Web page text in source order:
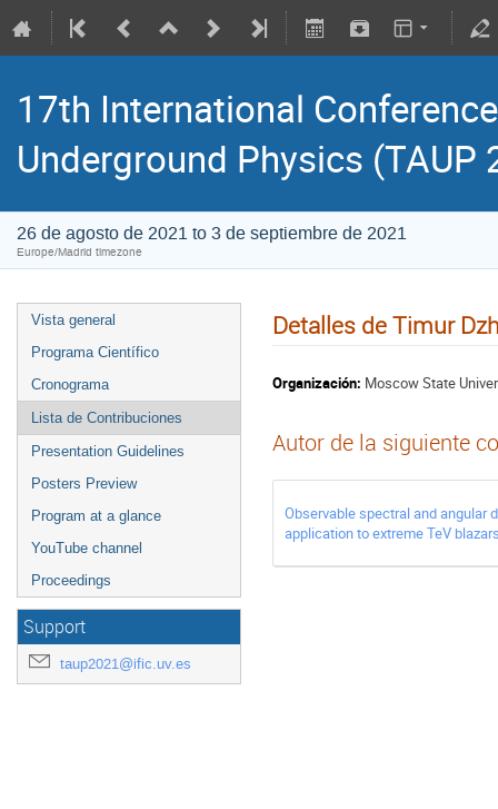
17th International
Underground Physics (TAUP
26 de agosto de 2021 to 3 de septiembre de 2021
Europe/Madrid timezone
Vista general
Programa Científico
Cronograma
Lista de Contribuciones
Presentation Guidelines
Posters Preview
Program at a glance
YouTube channel
Proceedings
Support
taup2021@ific.uv.es
Detalles de Timur
Organización: Moscow State
Autor de la siguiente
Observable spectral and angular
application to extreme TeV